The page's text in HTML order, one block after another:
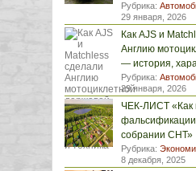
Рубрика:
29 января, 2026
Как AJS и
Англию
— история,
Рубрика:
29 января, 2026
ЧЕК-ЛИСТ «Как
собрании СНТ»
Рубрика:
8 декабря, 2025